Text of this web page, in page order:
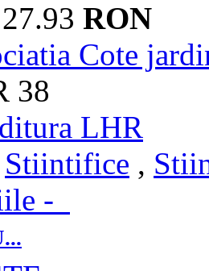
27.93 RON
Cote
38
LHR
Stiintifice ,
-